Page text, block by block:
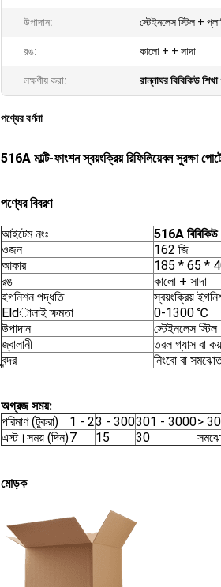
উপাদান: স্টেইনলেস স্টিল +
রঙ: কালো + + সাদা
লক্ষণীয় করা: রান্নাঘর বিবিকিউ শিখা
পণ্যের বর্ণনা
516A মাল্টি-ফাংশন স্বয়ংক্রিয় রিফিলিয়েবল সুরক্ষা
পণ্যের বিবরণ
আইটেম নংঃ
516A বিবিকিউ
ওজন
162 জি
আকার
185 * 65 *
রঙ
কালো + সাদা
ইগনিশন পদ্ধতি
স্বয়ংক্রিয়
Eldালাই ক্ষমতা
0-1300 ℃
উপাদান
স্টেইনলেস
জ্বালানী
তরল গ্যাস বা
বন্দর
নিংবো বা
অগ্রজ সময়:
পরিমাণ (টুকরা)
1 - 23 - 300301 - 3000>
এস্ট।সময় (দিন)7 15 30
মোড়ক